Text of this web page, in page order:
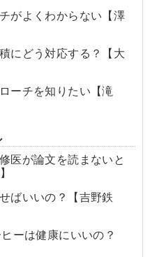
がよくわからない【澤
にどう対応する？【大
ーチを知りたい【滝
医が論文を読まないと
ばいいの？【吉野鉄
は健康にいいの？